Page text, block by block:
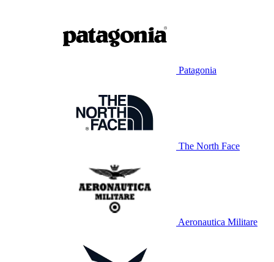
Patagonia
The North Face
Aeronautica Militare